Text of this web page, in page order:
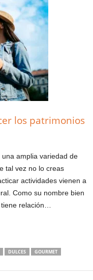
los patrimonios
amplia variedad de
tal vez no lo creas
actividades vienen a
Como su nombre bien
relación…
DULCES
GOURMET